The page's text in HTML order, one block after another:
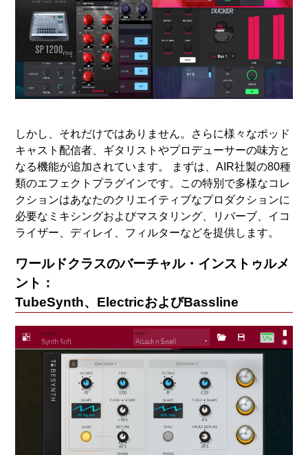
しかし、それだけではありません。さらに様々なポッド
キャスト配信者、ギタリストやプロデューサーの味方と
なる機能が追加されています。 まずは、AIR社製の80種
類のエフェクトプラグインです。この特別で多様なコレ
クションはあなたのクリエイティブなプロダクションに
必要なミキシングおよびマスタリング、リバーブ、イコ
ライザー、ディレイ、フィルターなどを提供します。
ワールドクラスのバーチャル・インストゥルメ
ント：
TubeSynth、ElectricおよびBassline